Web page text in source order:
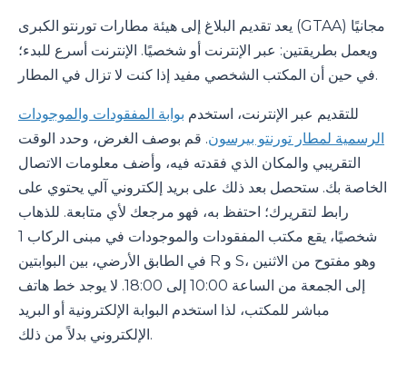
يعد تقديم البلاغ إلى هيئة مطارات تورنتو الكبرى (GTAA) مجانيًا
ويعمل بطريقتين: عبر الإنترنت أو شخصيًا. الإنترنت أسرع للبدء؛
في حين أن المكتب الشخصي مفيد إذا كنت لا تزال في المطار.
للتقديم عبر الإنترنت، استخدم بوابة المفقودات والموجودات
الرسمية لمطار تورنتو بيرسون. قم بوصف الغرض، وحدد الوقت
التقريبي والمكان الذي فقدته فيه، وأضف معلومات الاتصال
الخاصة بك. ستحصل بعد ذلك على بريد إلكتروني آلي يحتوي على
رابط لتقريرك؛ احتفظ به، فهو مرجعك لأي متابعة. للذهاب
شخصيًا، يقع مكتب المفقودات والموجودات في مبنى الركاب 1
في الطابق الأرضي، بين البوابتين R و S، وهو مفتوح من الاثنين
إلى الجمعة من الساعة 10:00 إلى 18:00. لا يوجد خط هاتف
مباشر للمكتب، لذا استخدم البوابة الإلكترونية أو البريد
الإلكتروني بدلاً من ذلك.